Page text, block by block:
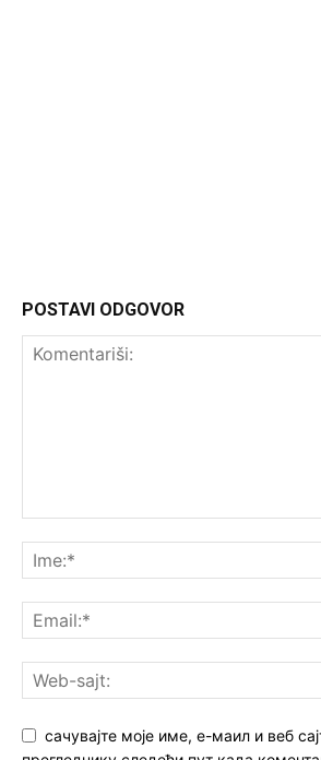
POSTAVI ODGOVOR
сачувајте моје име, е-маил и веб